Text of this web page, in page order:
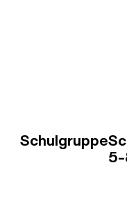
Schulgruppe